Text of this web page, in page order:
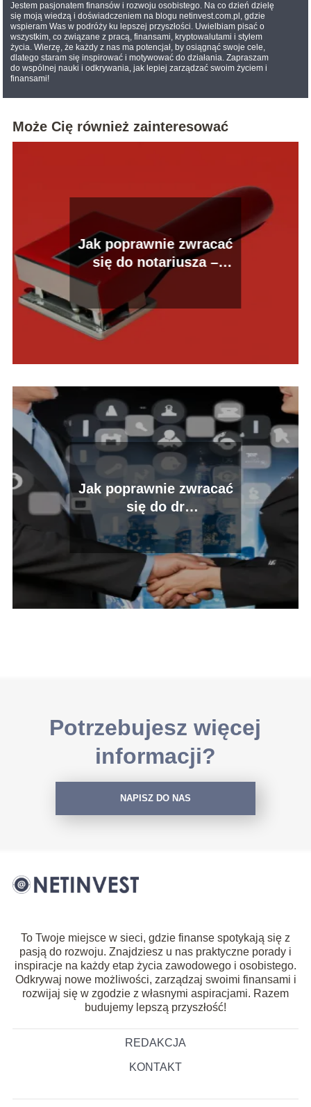
Jestem pasjonatem finansów i rozwoju osobistego. Na co dzień dzielę
się moją wiedzą i doświadczeniem na blogu netinvest.com.pl, gdzie
wspieram Was w podróży ku lepszej przyszłości. Uwielbiam pisać o
wszystkim, co związane z pracą, finansami, kryptowalutami i stylem
życia. Wierzę, że każdy z nas ma potencjał, by osiągnąć swoje cele,
dlatego staram się inspirować i motywować do działania. Zapraszam
do wspólnej nauki i odkrywania, jak lepiej zarządzać swoim życiem i
finansami!
Może Cię również zainteresować
Jak poprawnie zwracać
się do notariusza –
poradnik dla klientów
Jak poprawnie zwracać
się do dr
habilitowanego?
Potrzebujesz więcej
informacji?
NAPISZ DO NAS
To Twoje miejsce w sieci, gdzie finanse spotykają się z
pasją do rozwoju. Znajdziesz u nas praktyczne porady i
inspiracje na każdy etap życia zawodowego i osobistego.
Odkrywaj nowe możliwości, zarządzaj swoimi finansami i
rozwijaj się w zgodzie z własnymi aspiracjami. Razem
budujemy lepszą przyszłość!
REDAKCJA
KONTAKT